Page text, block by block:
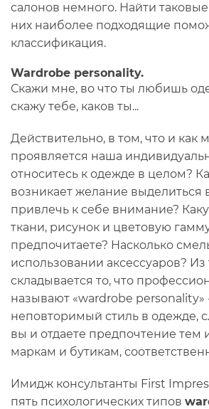
салонов немного. Найти
них наиболее подходящие
классификация.
Wardrobe personality.
Скажи мне, во что ты любишь
скажу тебе, каков ты...
Действительно, в том, что и как
проявляется наша
относитесь к одежде в целом?
возникает желание выделиться
привлечь к себе внимание?
ткани, рисунок и цветовую
предпочитаете? Насколько
использовании аксессуаров?
складывается то, что
называют «wardrobe personality»
неповторимый стиль в одежде,
вы и отдаете предпочтение тем
маркам и бутикам,
Имидж консультанты First
пять психологических типов